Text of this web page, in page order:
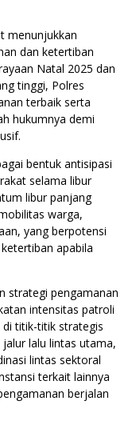
menunjukkan
dan ketertiban
Natal 2025 dan
tinggi, Polres
terbaik serta
hukumnya demi
bentuk antisipasi
selama libur
libur panjang
warga,
yang berpotensi
apabila
strategi pengamanan
intensitas patroli
titik-titik strategis
lalu lintas utama,
lintas sektoral
terkait lainnya
berjalan